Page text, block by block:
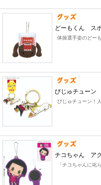
どーもくん ス
体操選手姿のどー
びじゅチューン
びじゅチューン！
チコちゃん ア
「チコちゃんに叱